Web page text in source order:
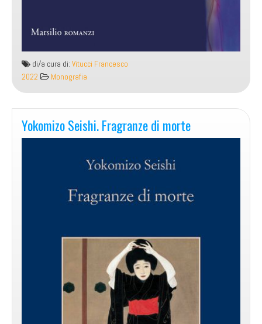
di/a cura di: Vitucci Francesco
2022
Monografia
Yokomizo Seishi. Fragranze di morte